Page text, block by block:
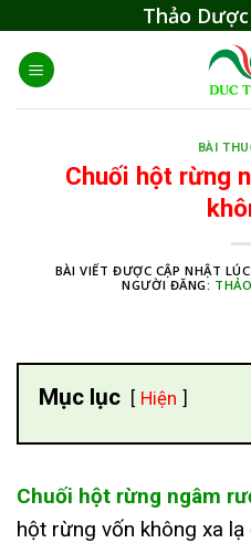
content
Thảo
BÀI
Chuối hột rừng
BÀI VIẾT ĐƯỢC CẬP NHẬT
NGƯỜI ĐĂNG:
Mục lục Hiện
Chuối hột rừng ngâm
hột rừng vốn không xa